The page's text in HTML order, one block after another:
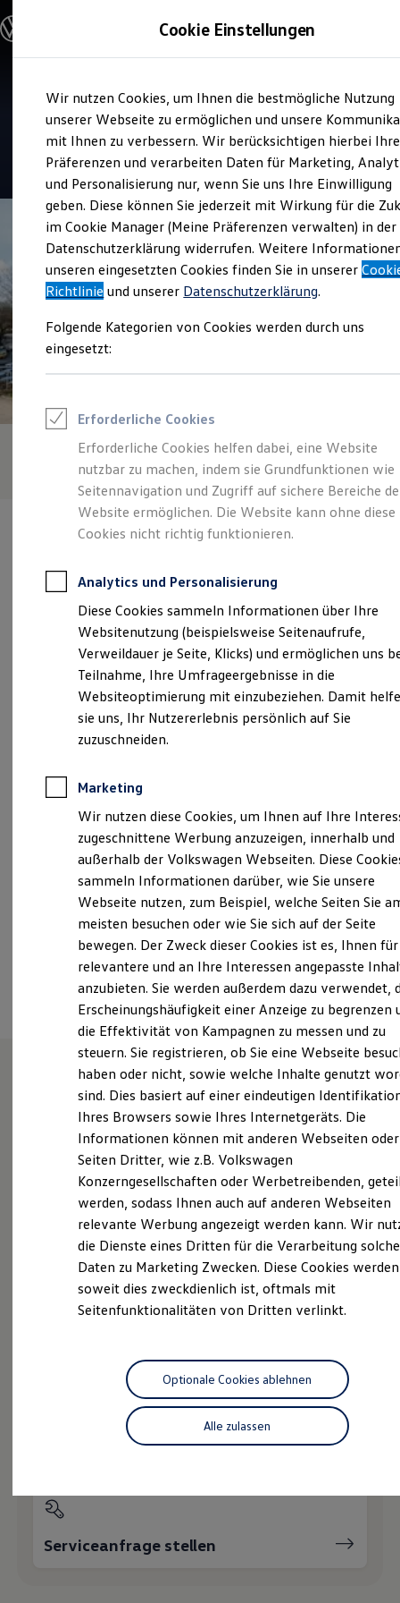
Hauptinhalt
springen
Footer
springen
Modelle und Konfigurator
Modelle vergleichen
Elektroautos
ENERGY Sondermodelle
Nutzfahrzeuge
SUV und CUV
Familienautos
Kombis
Kompaktwagen
Sportwagen
Schnell verfügbare Fahrzeuge
Angebote und Produkte
Aktuelle Angebote
E-Auto-Förderung
Volkswagen Marktplatz
Junge Gebrauchtwagen und Gebrauchtwagen
Volkswagen Zertifizierte Gebrauchtwagen
Zubehör- und Serviceangebote
Leasing
Leasing-Angebote
Gebrauchtwagen Leasing
Junge Gebrauchtwagen-Leasing
Elektroauto Leasing
Kleinwagen-Leasing
Leasing ohne Anzahlung
Finanzierung
Kfz-Versicherung
Restschuldversicherungen
Garantien
Wartungsverträge
Geschäftskunden
Professional Class bei Volkswagen
Großkunden
Behörden
Direktkunden
Sonderfahrzeuge
Anpfiff zum Gewinn
Elektroautos
ID. Tutorials
Elektrofahrzeugkonzepte
Reichweite
Reichweite der ID. Modelle
Reichweite im Winter
Laden
Laden unterwegs
Laden Zuhause
Ladestationen finden
Ladezeitensimulator
Batterie
Sicherheit
Garantie und Lebensdauer
Nachhaltigkeit
Technologie
Kosten und Kauf
Verbrauchskosten
Kaufoptionen
E-Auto-Förderung
Software und Konnektivität
ID. Software Versionen und Updates
Digitale Extras
Schnittstellen zu Ihrem ID.
Hybridautos
Marke und Erlebnis
Volkswagen R und R Experience
R-Modelle
Driving Experience
Volkswagen entdecken
Lifestyle Shop
T-Roc Kollektion
Golf Kollektion
ID. Kollektion
Volkswagen Kollektion
R-Kollektion
Besitzer und Service
myVolkswagen
Software Updates
Verkauf und Service
WH Autozentrum Hattingen
4.5| 370 Bewertungen
Verantwortlich für die Inhalte auf dieser Seite ist die WH
Autozentrum Witten/Hattingen GmbH ( Impressum & Rechtliches)
Blankensteiner Straße 71, 45527 Hattingen
hattingen@wh-autozentrum.de
Montag
Sonntag
Geschlossen
Ansprechpartner
Wie können wir
Ihnen weiterhelfen?
Probefahrt vereinbaren
Servicetermin buchen
Serviceanfrage stellen
Cookie Einstellungen
Wir nutzen Cookies, um Ihnen die bestmögliche Nutzung
unserer Webseite zu ermöglichen und unsere
mit Ihnen zu verbessern. Wir berücksichtigen hierbei Ihre
Präferenzen und verarbeiten Daten für Marketing,
und Personalisierung nur, wenn Sie uns Ihre Einwilligung
geben. Diese können Sie jederzeit mit Wirkung für die
im Cookie Manager (Meine Präferenzen verwalten) in der
Datenschutzerklärung widerrufen. Weitere
unseren eingesetzten Cookies finden Sie in unserer
Richtlinie und unserer Datenschutzerklärung.
Folgende Kategorien von Cookies werden durch uns
eingesetzt:
Erforderliche Cookies
Erforderliche Cookies helfen dabei, eine Website
nutzbar zu machen, indem sie Grundfunktionen wie
Seitennavigation und Zugriff auf sichere Bereiche
Website ermöglichen. Die Website kann ohne diese
Cookies nicht richtig funktionieren.
Analytics und Personalisierung
Diese Cookies sammeln Informationen über Ihre
Websitenutzung (beispielsweise Seitenaufrufe,
Verweildauer je Seite, Klicks) und ermöglichen uns
Teilnahme, Ihre Umfrageergebnisse in die
Websiteoptimierung mit einzubeziehen. Damit
sie uns, Ihr Nutzererlebnis persönlich auf Sie
zuzuschneiden.
Marketing
Wir nutzen diese Cookies, um Ihnen auf Ihre
zugeschnittene Werbung anzuzeigen, innerhalb und
außerhalb der Volkswagen Webseiten. Diese
sammeln Informationen darüber, wie Sie unsere
Webseite nutzen, zum Beispiel, welche Seiten Sie
meisten besuchen oder wie Sie sich auf der Seite
bewegen. Der Zweck dieser Cookies ist es, Ihnen für
relevantere und an Ihre Interessen angepasste
anzubieten. Sie werden außerdem dazu verwendet,
Erscheinungshäufigkeit einer Anzeige zu begrenzen
die Effektivität von Kampagnen zu messen und zu
steuern. Sie registrieren, ob Sie eine Webseite
haben oder nicht, sowie welche Inhalte genutzt
sind. Dies basiert auf einer eindeutigen
Ihres Browsers sowie Ihres Internetgeräts. Die
Informationen können mit anderen Webseiten oder
Seiten Dritter, wie z.B. Volkswagen
Konzerngesellschaften oder Werbetreibenden,
werden, sodass Ihnen auch auf anderen Webseiten
relevante Werbung angezeigt werden kann. Wir
die Dienste eines Dritten für die Verarbeitung
Daten zu Marketing Zwecken. Diese Cookies
soweit dies zweckdienlich ist, oftmals mit
Seitenfunktionalitäten von Dritten verlinkt.
Alle zulassen
Optionale Cookies ablehnen